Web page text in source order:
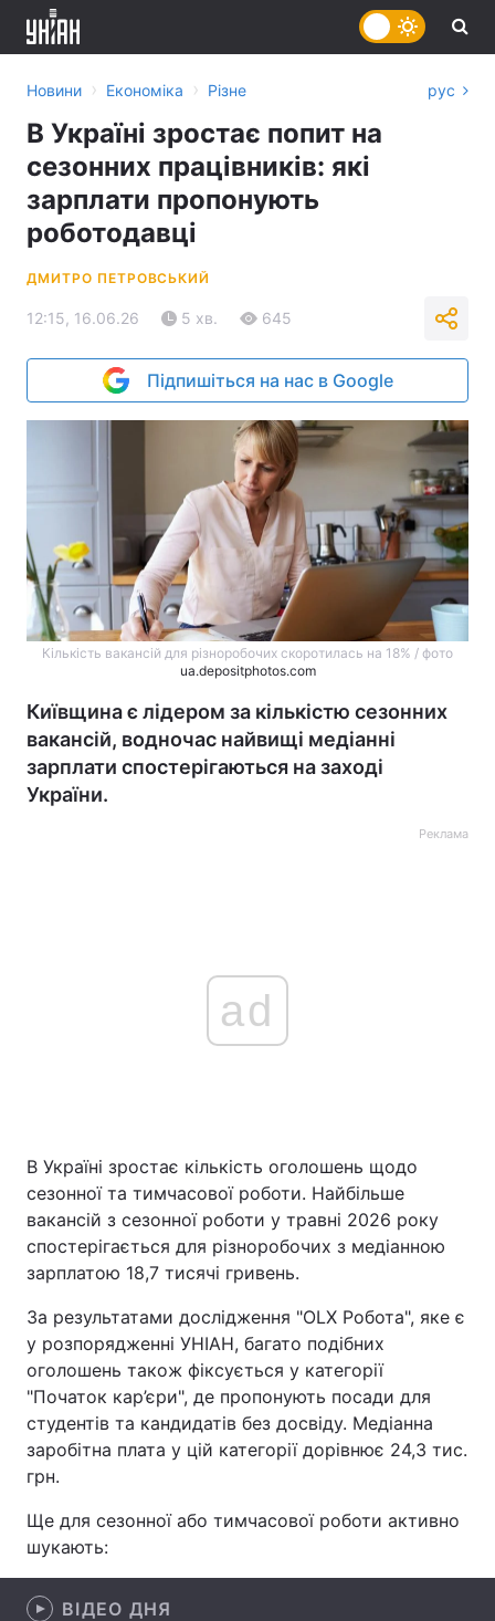
Економіка Світ
Спорт Наука
Техно і зв'язок Лайт
Зброя Інциденти
Здоров'я Туризм
Цікавинки Погода
Екологія
Лонгріди
Новини › Економіка › Різне рус
В Україні зростає попит на
сезонних працівників: які
зарплати пропонують
роботодавці
ДМИТРО ПЕТРОВСЬКИЙ
12:15, 16.06.26 5 хв. 645
Підпишіться на нас в Google
Кількість вакансій для різноробочих скоротилась на 18% / фото
ua.depositphotos.com
Київщина є лідером за кількістю сезонних
вакансій, водночас найвищі медіанні
зарплати спостерігаються на заході
України.
Реклама
ad
В Україні зростає кількість оголошень щодо
сезонної та тимчасової роботи. Найбільше
вакансій з сезонної роботи у травні 2026 року
спостерігається для різноробочих з медіанною
зарплатою 18,7 тисячі гривень.
За результатами дослідження "OLX Робота", яке є
у розпорядженні УНІАН, багато подібних
оголошень також фіксується у категорії
"Початок кар’єри", де пропонують посади для
студентів та кандидатів без досвіду. Медіанна
заробітна плата у цій категорії дорівнює 24,3 тис.
грн.
Ще для сезонної або тимчасової роботи активно
шукають:
ВІДЕО ДНЯ